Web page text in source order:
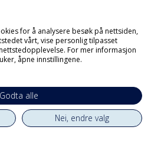
for å analysere besøk på nettsiden,
vårt, vise personlig tilpasset
For mer informasjon
åpne innstillingene.
Godta alle
Nei, endre valg